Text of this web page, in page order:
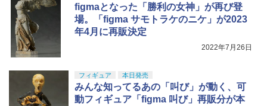
figmaとなった「勝利の女神」が再び登
場。「figma サモトラケのニケ」が2023
年4月に再販決定
2022年7月26日
フィギュア 本日発売
みんな知ってるあの「叫び」が動く、可
動フィギュア「figma 叫び」再販分が本